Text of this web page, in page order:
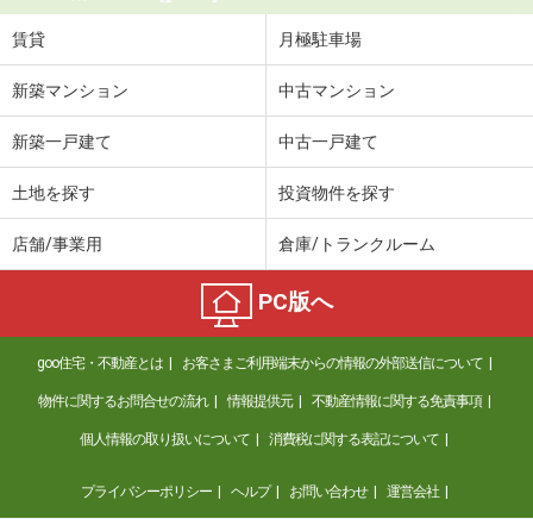
賃貸 月極駐車場
新築マンション 中古マンション
新築一戸建て 中古一戸建て
土地を探す 投資物件を探す
店舗/事業用 倉庫/トランクルーム
PC版へ
goo住宅・不動産とは お客さまご利用端末からの情報の外部送信について
物件に関するお問合せの流れ 情報提供元 不動産情報に関する免責事項
個人情報の取り扱いについて 消費税に関する表記について
プライバシーポリシー ヘルプ お問い合わせ 運営会社